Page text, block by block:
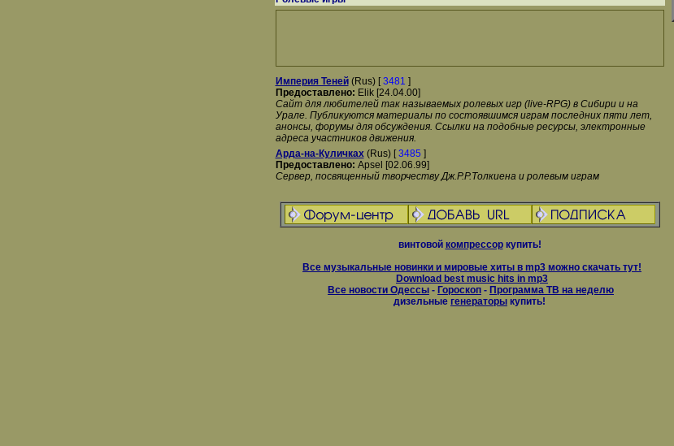
Империя Теней(Rus) [3481 ]
Предоставлено: Elik [24.04.00]
Сайт для любителей так называемых ролевых игр (live-RPG) в Сибири и на
Урале. Публикуются материалы по состоявшимся играм последних пяти лет,
анонсы, форумы для обсуждения. Ссылки на подобные ресурсы, электронные
адреса участников движения.
Арда-на-Куличках(Rus) [3485 ]
Предоставлено: Apsel [02.06.99]
Сервер, посвященный творчеству Дж.Р.Р.Толкиена и ролевым играм
винтовой компрессоркупить!
Все музыкальные новинки и мировые хиты в mp3 можно скачать тут!
Download best music hits in mp3
Все новости Одессы - Гороскоп - Программа ТВ на неделю
дизельные генераторы купить!